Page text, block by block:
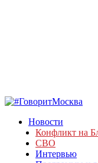
Новости
Конфликт на
СВО
Интервью